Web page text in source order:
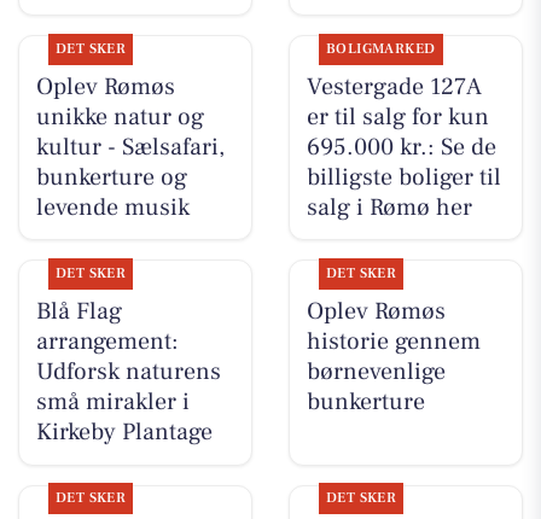
DET SKER
Oplev Rømøs
unikke natur og
kultur - Sælsafari,
bunkerture og
levende musik
BOLIGMARKED
Vestergade 127A
er til salg for kun
695.000 kr.: Se de
billigste boliger til
salg i Rømø her
DET SKER
Blå Flag
arrangement:
Udforsk naturens
små mirakler i
Kirkeby Plantage
DET SKER
Oplev Rømøs
historie gennem
børnevenlige
bunkerture
DET SKER DET SKER